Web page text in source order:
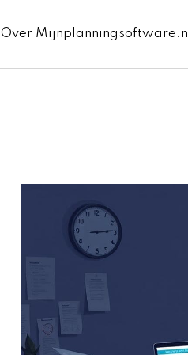
Over Mijnplanningsoftware.nl